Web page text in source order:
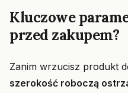
Kluczowe
przed zakupem?
Zanim wrzucisz produkt
szerokość roboczą